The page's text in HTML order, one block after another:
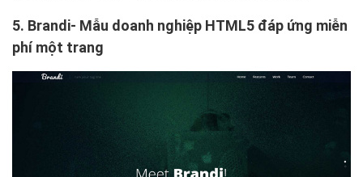
5. Brandi- Mẫu doanh nghiệp HTML5 đáp ứng miễn
phí một trang